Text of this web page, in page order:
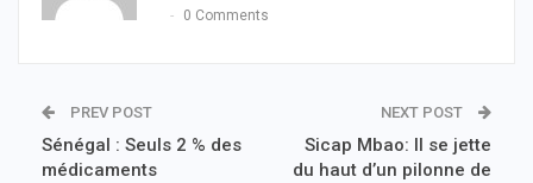
0 Comments
PREV POST
Sénégal : Seuls 2 % des
médicaments
NEXT POST
Sicap Mbao: Il se jette
du haut d’un pilonne de